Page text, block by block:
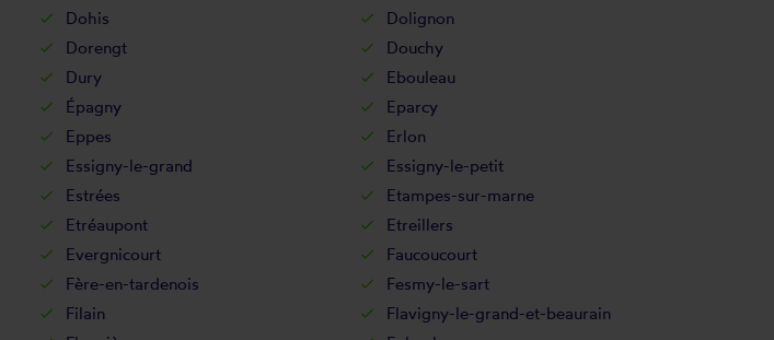
Dohis
Dolignon
Dorengt
Douchy
Dury
Ebouleau
Épagny
Eparcy
Eppes
Erlon
Essigny-le-grand
Essigny-le-petit
Estrées
Etampes-sur-marne
Etréaupont
Etreillers
Evergnicourt
Faucoucourt
Fère-en-tardenois
Fesmy-le-sart
Filain
Flavigny-le-grand-et-beaurain